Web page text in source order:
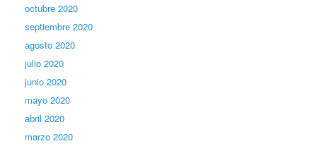
octubre 2020
septiembre 2020
agosto 2020
julio 2020
junio 2020
mayo 2020
abril 2020
marzo 2020